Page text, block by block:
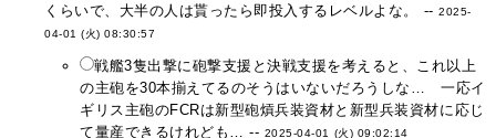
くらいで、大半の人は貰ったら即投入するレベルよな。 --2025-
04-01 (火) 08:30:57
戦艦3隻出撃に砲撃支援と決戦支援を考えると、これ以上
の主砲を30本揃えてるのそうはいないだろうしな… 一応イ
ギリス主砲のFCRは新型砲熕兵装資材と新型兵装資材に応じ
て量産できるけれども… -- 2025-04-01 (火) 09:02:14